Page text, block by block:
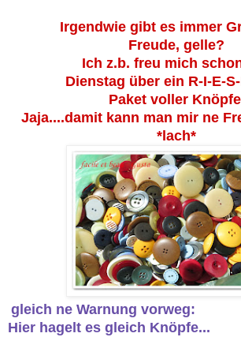
Irgendwie gibt es immer
Freude, gelle?
Ich z.b. freu mich
Dienstag über ein R-I-E-
Paket voller
Jaja....damit kann man mir ne
*lach*
gleich ne Warnung vorweg:
Hier hagelt es gleich Knöpfe...